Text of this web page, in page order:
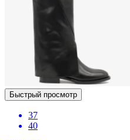
Быстрый просмотр
37
40